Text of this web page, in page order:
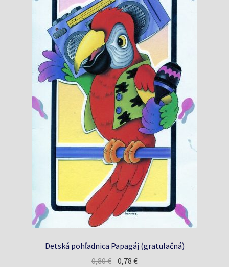
Detská pohľadnica Papagáj (gratulačná)
0,80€ Pôvodná
0,78€Aktuálna